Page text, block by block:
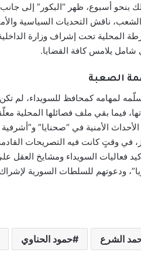
بنحو أسبوع، ظهر “البكور” إلى
ناقش التحديات السياسية
المحلية تحت إشراف وزارة
يلامس كافة القضايا.
الصعبة
لمهامه كمحافظ للسويداء، لم
فيما بقي ملف فصائلها المحلية
الأحداث الأمنية في “صحنايا”
في وقتٍ كانت فيه التصريحات
فعاليات السويداء ومشايخ العقل
ودعوتهم للسلطات السورية لإشراك
الشرع حمود الحناوي